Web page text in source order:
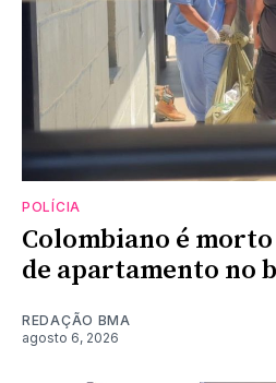
POLÍCIA
Colombiano é
de apartamento no
REDAÇÃO BMA
agosto 6, 2026